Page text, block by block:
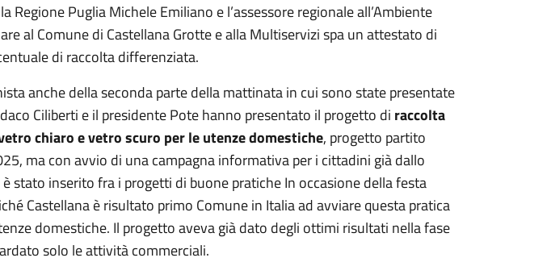
Regione Puglia Michele Emiliano e l’assessore regionale all’Ambiente
al Comune di Castellana Grotte e alla Multiservizi spa un attestato di
di raccolta differenziata.
anche della seconda parte della mattinata in cui sono state presentate
Ciliberti e il presidente Pote hanno presentato il progetto di raccolta
chiaro e vetro scuro per le utenze domestiche, progetto partito
ma con avvio di una campagna informativa per i cittadini già dallo
stato inserito fra i progetti di buone pratiche In occasione della festa
Castellana è risultato primo Comune in Italia ad avviare questa pratica
domestiche. Il progetto aveva già dato degli ottimi risultati nella fase
solo le attività commerciali.